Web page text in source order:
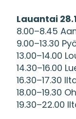
Lauantai
8.00–8.45
9.00–13.30
14.30–16.00
16.30–17.30
18.00–19.30
19.30–22.00